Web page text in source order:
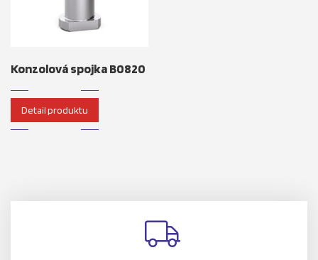
Konzolová spojka B0820
Detail produktu